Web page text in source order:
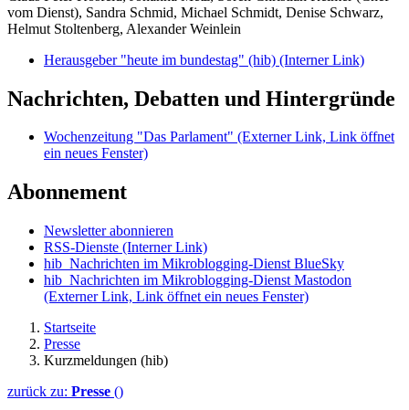
vom Dienst), Sandra Schmid, Michael Schmidt, Denise Schwarz,
Helmut Stoltenberg, Alexander Weinlein
Herausgeber "heute im bundestag" (hib) (Interner Link)
Nachrichten, Debatten und Hintergründe
Wochenzeitung "Das Parlament" (Externer Link, Link öffnet
ein neues Fenster)
Abonnement
Newsletter abonnieren
RSS-Dienste (Interner Link)
hib_Nachrichten im Mikroblogging-Dienst BlueSky
hib_Nachrichten im Mikroblogging-Dienst Mastodon
(Externer Link, Link öffnet ein neues Fenster)
Startseite
Presse
Kurzmeldungen (hib)
zurück zu: Presse ()